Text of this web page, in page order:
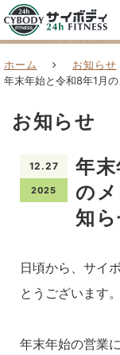
ホーム お知らせ
年末年始と令和8年1月
お知らせ
12.27
2025
年末
の
知ら
日頃から、サイ
とうございます。
年末年始の営業